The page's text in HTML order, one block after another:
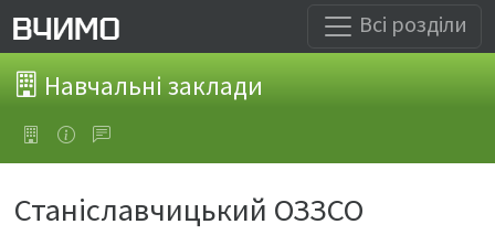
Всі розділи
Навчальні заклади
Станіславчицький ОЗЗСО